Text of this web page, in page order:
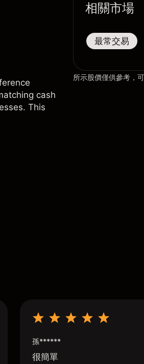
cash
This
相關市場
最常交易
所示股價僅供參考，
孫******
很簡單